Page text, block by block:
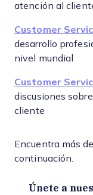
atención al
Customer
desarrollo
nivel mundial
Customer
discusiones
cliente
Encuentra más
continuación.
Únete a